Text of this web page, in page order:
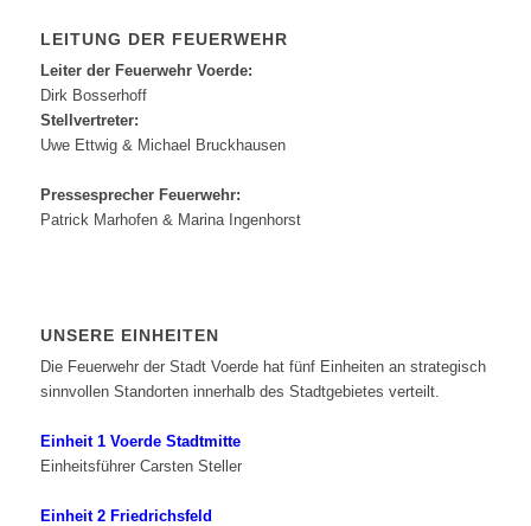
LEITUNG DER FEUERWEHR
Leiter der Feuerwehr Voerde:
Dirk Bosserhoff
Stellvertreter:
Uwe Ettwig & Michael Bruckhausen
Pressesprecher Feuerwehr:
Patrick Marhofen & Marina Ingenhorst
UNSERE EINHEITEN
Die Feuerwehr der Stadt Voerde hat fünf Einheiten an strategisch
sinnvollen Standorten innerhalb des Stadtgebietes verteilt.
Einheit 1 Voerde Stadtmitte
Einheitsführer Carsten Steller
Einheit 2 Friedrichsfeld